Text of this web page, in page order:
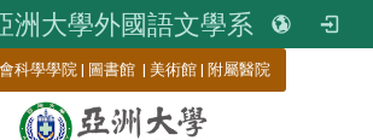
洲大學外國語文學系
科學學院 | 圖書館 | 美術館 | 附屬醫院